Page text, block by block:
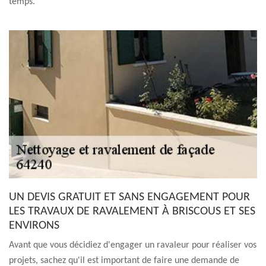
UN DEVIS GRATUIT ET SANS ENGAGEMENT POUR
LES TRAVAUX DE RAVALEMENT À BRISCOUS ET SES
ENVIRONS
Avant que vous décidiez d'engager un ravaleur pour réaliser vos
projets, sachez qu'il est important de faire une demande de